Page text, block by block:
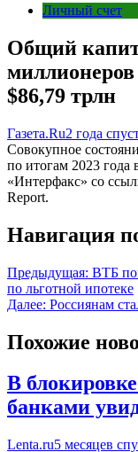
Личный счет
Общий
$86,79 трлн
Газета.Ru2 года
Совокупное
по итогам 2023
«Интерфакс» со
Report.
Навигация
Предыдущая: ВТБ
по льготной ипотеке
Далее: Россиянам
Похожие
В
банками
Lenta.ru5 месяцев